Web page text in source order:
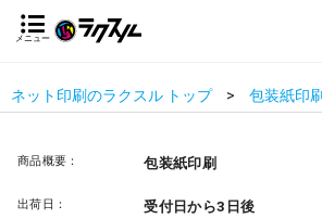
メニュー
ネット印刷のラクスル トップ 包装紙印
商品概要： 包装紙印刷
出荷日： 受付日から3日後